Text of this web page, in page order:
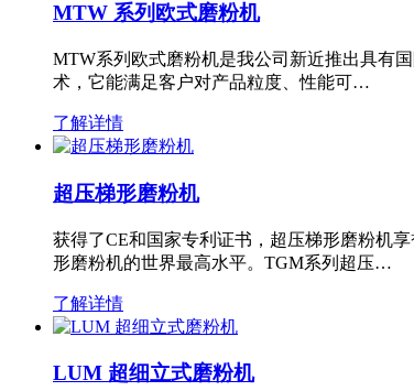
MTW 系列欧式磨粉机
MTW系列欧式磨粉机是我公司新近推出具有
术，它能满足客户对产品粒度、性能可…
了解详情
超压梯形磨粉机
获得了CE和国家专利证书，超压梯形磨粉机
形磨粉机的世界最高水平。TGM系列超压…
了解详情
LUM 超细立式磨粉机